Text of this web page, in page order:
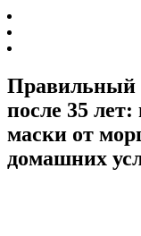
Правильный
после 35
маски от
домашних